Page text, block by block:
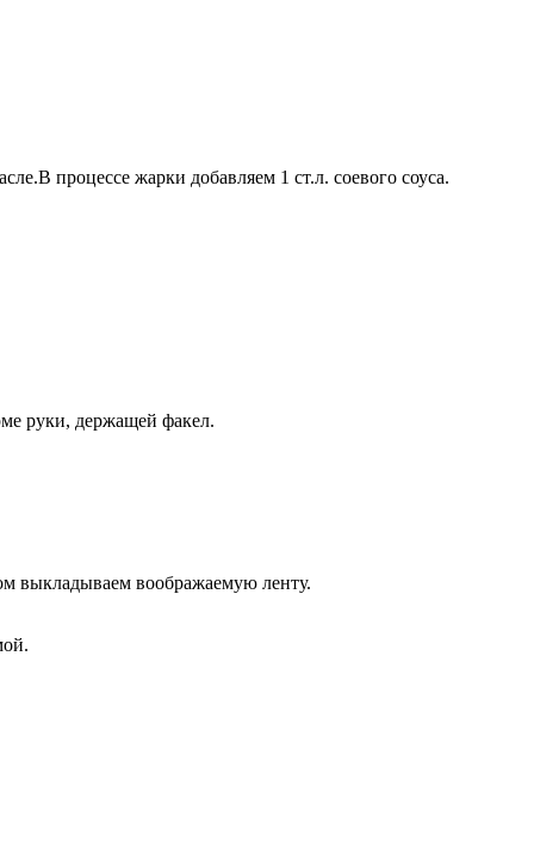
процессе жарки добавляем 1 ст.л. соевого соуса.
руки, держащей факел.
выкладываем воображаемую ленту.